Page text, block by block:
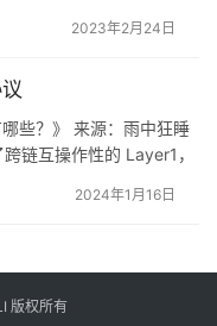
靠性。具体机制如下图
2023年2月24日
些？》 来源：雨中狂睡
链互操作性的 Layer1，
息传递。 开发者可以通
2024年1月16日
版权所有